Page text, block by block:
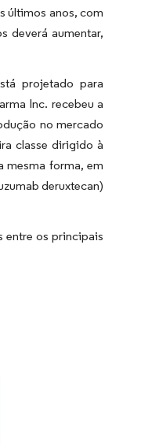
últimos anos, com
deverá aumentar,
projetado para
Inc. recebeu a
no mercado
classe dirigido à
mesma forma, em
deruxtecan)
entre os principais